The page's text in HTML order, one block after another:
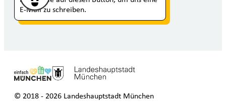
E-Mail zu schreiben.
© 2018 - 2026 Landeshauptstadt München